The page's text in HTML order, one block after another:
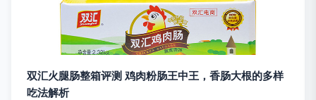
双汇火腿肠整箱评测 鸡肉粉肠王中王，香肠大根的多样
吃法解析